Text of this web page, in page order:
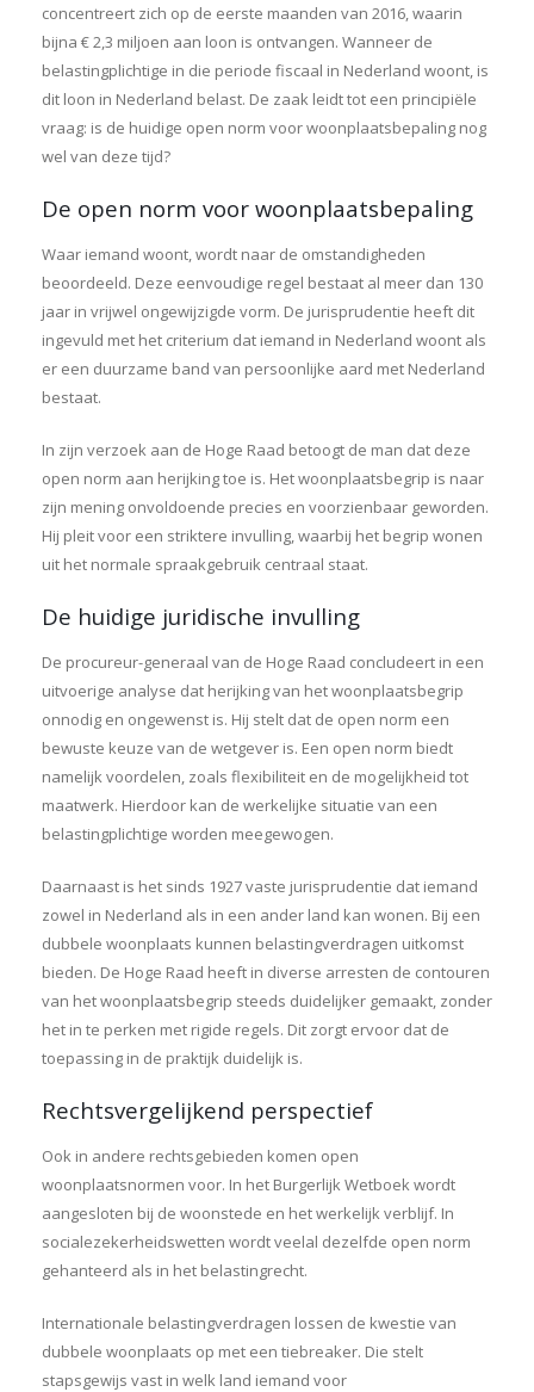
concentreert zich op de eerste maanden van 2016, waarin
bijna € 2,3 miljoen aan loon is ontvangen. Wanneer de
belastingplichtige in die periode fiscaal in Nederland woont, is
dit loon in Nederland belast. De zaak leidt tot een principiële
vraag: is de huidige open norm voor woonplaatsbepaling nog
wel van deze tijd?
De open norm voor woonplaatsbepaling
Waar iemand woont, wordt naar de omstandigheden
beoordeeld. Deze eenvoudige regel bestaat al meer dan 130
jaar in vrijwel ongewijzigde vorm. De jurisprudentie heeft dit
ingevuld met het criterium dat iemand in Nederland woont als
er een duurzame band van persoonlijke aard met Nederland
bestaat.
In zijn verzoek aan de Hoge Raad betoogt de man dat deze
open norm aan herijking toe is. Het woonplaatsbegrip is naar
zijn mening onvoldoende precies en voorzienbaar geworden.
Hij pleit voor een striktere invulling, waarbij het begrip wonen
uit het normale spraakgebruik centraal staat.
De huidige juridische invulling
De procureur-generaal van de Hoge Raad concludeert in een
uitvoerige analyse dat herijking van het woonplaatsbegrip
onnodig en ongewenst is. Hij stelt dat de open norm een
bewuste keuze van de wetgever is. Een open norm biedt
namelijk voordelen, zoals flexibiliteit en de mogelijkheid tot
maatwerk. Hierdoor kan de werkelijke situatie van een
belastingplichtige worden meegewogen.
Daarnaast is het sinds 1927 vaste jurisprudentie dat iemand
zowel in Nederland als in een ander land kan wonen. Bij een
dubbele woonplaats kunnen belastingverdragen uitkomst
bieden. De Hoge Raad heeft in diverse arresten de contouren
van het woonplaatsbegrip steeds duidelijker gemaakt, zonder
het in te perken met rigide regels. Dit zorgt ervoor dat de
toepassing in de praktijk duidelijk is.
Rechtsvergelijkend perspectief
Ook in andere rechtsgebieden komen open
woonplaatsnormen voor. In het Burgerlijk Wetboek wordt
aangesloten bij de woonstede en het werkelijk verblijf. In
socialezekerheidswetten wordt veelal dezelfde open norm
gehanteerd als in het belastingrecht.
Internationale belastingverdragen lossen de kwestie van
dubbele woonplaats op met een tiebreaker. Die stelt
stapsgewijs vast in welk land iemand voor